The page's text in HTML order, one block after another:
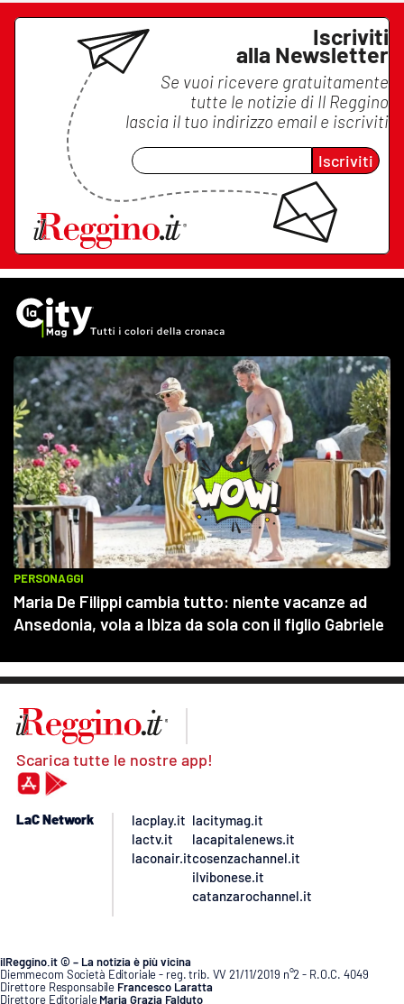
Iscriviti
alla Newsletter
Se vuoi ricevere gratuitamente
tutte le notizie di Il Reggino
lascia il tuo indirizzo email e iscriviti
Iscriviti
Scarica tutte le nostre app!
LaC Network
lacplay.it
lactv.it
laconair.it
lacitymag.it
lacapitalenews.it
cosenzachannel.it
ilvibonese.it
catanzarochannel.it
ilReggino.it © – La notizia è più vicina
Diemmecom Società Editoriale - reg. trib. VV 21/11/2019 n°2 - R.O.C. 4049
Direttore Responsabile Francesco Laratta
Direttore Editoriale Maria Grazia Falduto